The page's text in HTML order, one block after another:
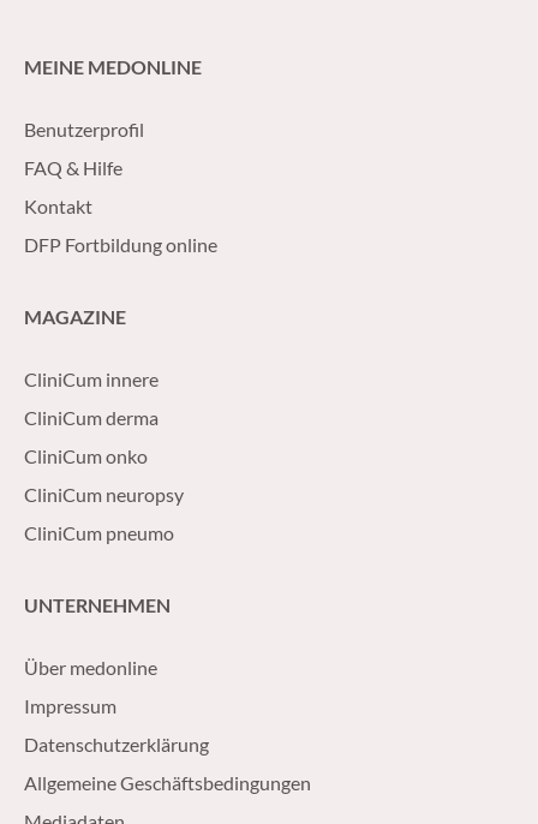
MEINE MEDONLINE
Benutzerprofil
FAQ & Hilfe
Kontakt
DFP Fortbildung online
MAGAZINE
CliniCum innere
CliniCum derma
CliniCum onko
CliniCum neuropsy
CliniCum pneumo
UNTERNEHMEN
Über medonline
Impressum
Datenschutzerklärung
Allgemeine Geschäftsbedingungen